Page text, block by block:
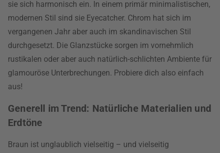
sie sich harmonisch ein. In einem primär minimalistischen,
modernen Stil sind sie Eyecatcher. Chrom hat sich im
vergangenen Jahr aber auch im skandinavischen Stil
durchgesetzt. Die Glanzstücke sorgen im vornehmlich
rustikalen oder aber auch natürlich-schlichten Ambiente für
glamouröse Unterbrechungen. Probiere dich also einfach
aus!
Generell im Trend: Natürliche Materialien und
Erdtöne
Braun ist unglaublich vielseitig – und vielseitig